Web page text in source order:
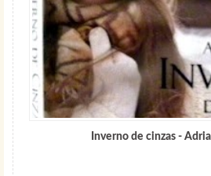
Inverno de cinzas -